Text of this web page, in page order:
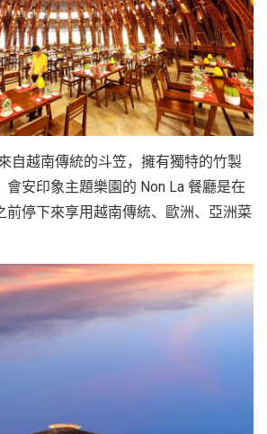
自越南傳統的斗笠，擁有獨特的竹製
會安印象主題樂園的 Non La 餐廳是在
前停下來享用越南傳統、歐洲、亞洲菜